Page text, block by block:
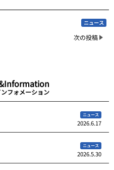
ニュース
次の投稿
フォメーション
ニュース
2026.6.17
ニュース
2026.5.30